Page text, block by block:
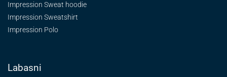
Impression Sweat hoodie
Impression Sweatshirt
Impression Polo
Labasni